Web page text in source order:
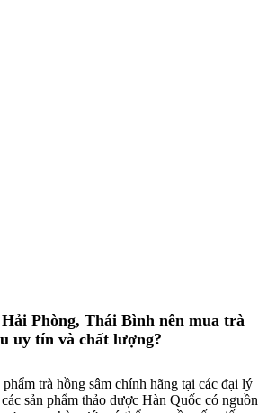
Phòng, Thái Bình nên mua trà
uy tín và chất lượng?
trà hồng sâm chính hãng tại các đại lý
sản phẩm thảo dược Hàn Quốc có nguồn